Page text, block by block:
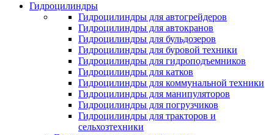
Гидроцилиндры
Гидроцилиндры для автогрейдеров
Гидроцилиндры для автокранов
Гидроцилиндры для бульдозеров
Гидроцилиндры для буровой техники
Гидроцилиндры для гидроподъемников
Гидроцилиндры для катков
Гидроцилиндры для коммунальной техники
Гидроцилиндры для манипуляторов
Гидроцилиндры для погрузчиков
Гидроцилиндры для тракторов и
сельхозтехники